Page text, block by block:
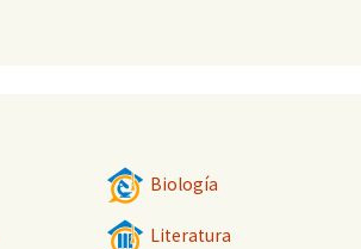
Biología
Literatura